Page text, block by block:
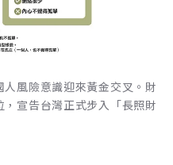
風險意識迎來黃金交叉。財
宣告台灣正式步入「長照財